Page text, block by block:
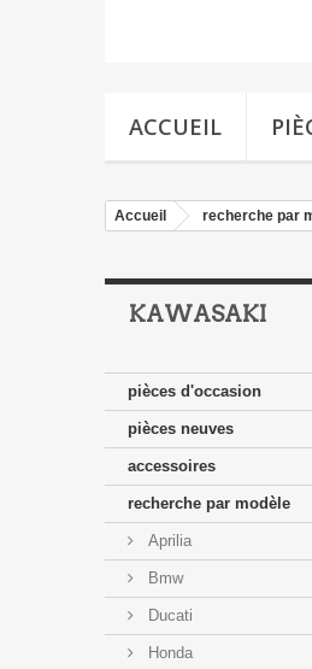
ACCUEIL
Accueil recherche par
KAWASAKI
pièces d'occasion
pièces neuves
accessoires
recherche par modèle
Aprilia
Bmw
Ducati
Honda